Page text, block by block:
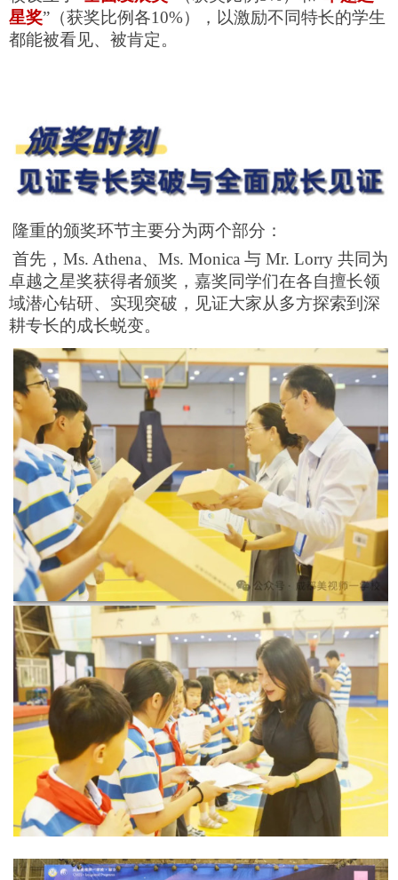
星奖”（获奖比例各10%），以激励不同特长的学生
都能被看见、被肯定。
隆重的颁奖环节主要分为两个部分：
首先，Ms. Athena、Ms. Monica 与 Mr. Lorry 共同为
卓越之星奖获得者颁奖，嘉奖同学们在各自擅长领
域潜心钻研、实现突破，见证大家从多方探索到深
耕专长的成长蜕变。